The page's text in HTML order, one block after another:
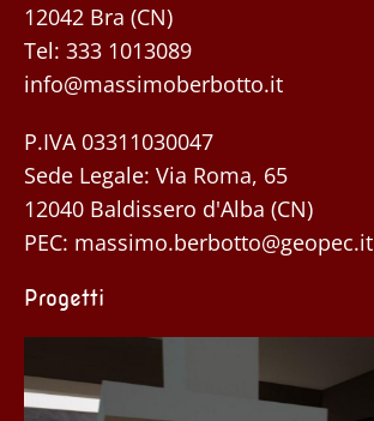
12042 Bra (CN)
Tel: 333 1013089
info@massimoberbotto.it
P.IVA 03311030047
Sede Legale: Via Roma, 65
12040 Baldissero d'Alba (CN)
PEC: massimo.berbotto@geopec.it
Progetti